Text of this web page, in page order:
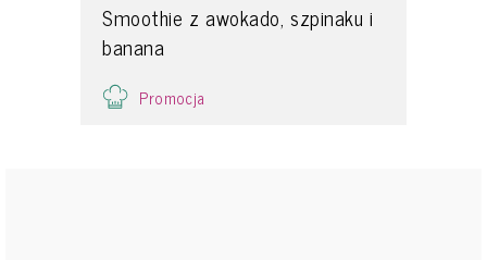
Smoothie z awokado, szpinaku i
banana
Promocja